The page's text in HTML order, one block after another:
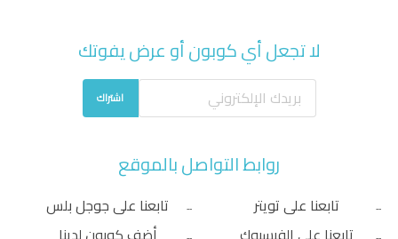
لا تجعل أي كوبون أو عرض يفوتك
اشتراك
روابط التواصل بالموقع
تابعنا على تويتر
تابعنا على جوجل بلس